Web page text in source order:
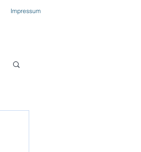
Impressum